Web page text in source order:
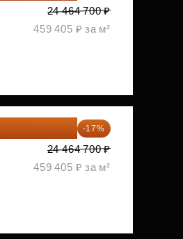
24 464 700 ₽
459 405 ₽ за м²
-17%
24 464 700 ₽
459 405 ₽ за м²